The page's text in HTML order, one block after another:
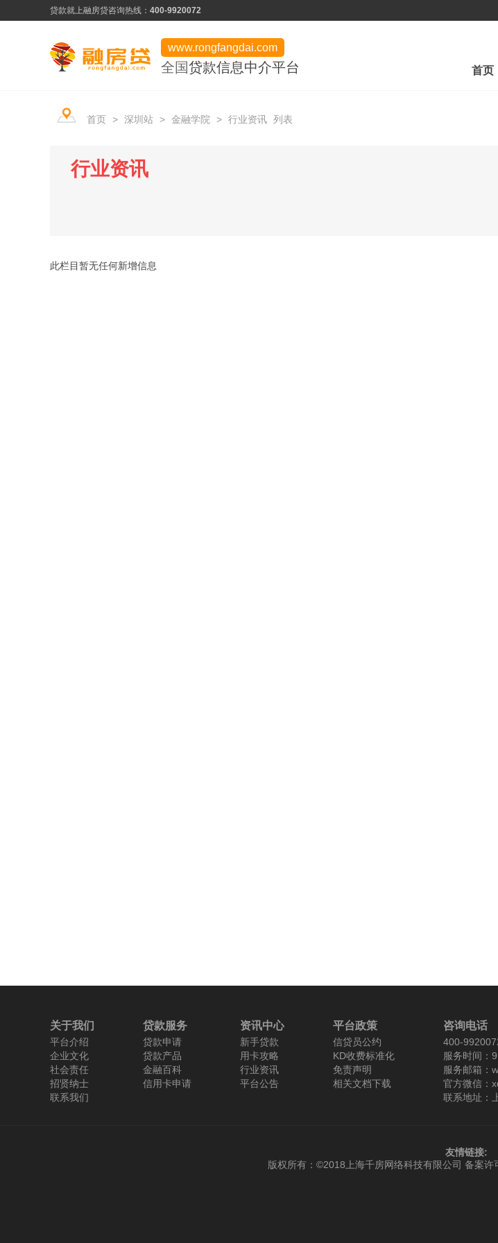
贷款就上融房贷咨询热线： 400-9920072
www.rongfangdai.com
贷款信息中介平台
全国 首页
信用贷款
服务市场
平台学堂
首页 > 深圳站 > 金融学院 > 行业资讯 列表
行业资讯
此栏目暂无任何新增信息
关于我们
平台介绍
企业文化
社会责任
招贤纳士
联系我们
贷款服务
贷款申请
贷款产品
金融百科
信用卡申请
资讯中心
新手贷款
用卡攻略
行业资讯
平台公告
平台政策
信贷员公约
KD收费标准化
免责声明
相关文档下载
咨询电话
400-
服务时间：
服务邮箱：
官方微信：
联系地址：
友情链接:
版权所有：©2018上海千房网络科技有限公司 备案许